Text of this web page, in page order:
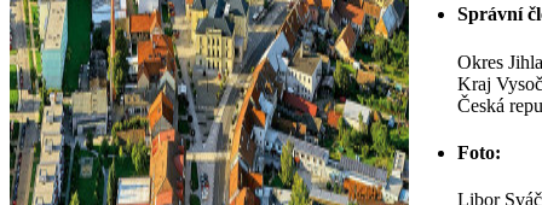
Správní
Okres
Kraj
Česká
Foto:
Libor